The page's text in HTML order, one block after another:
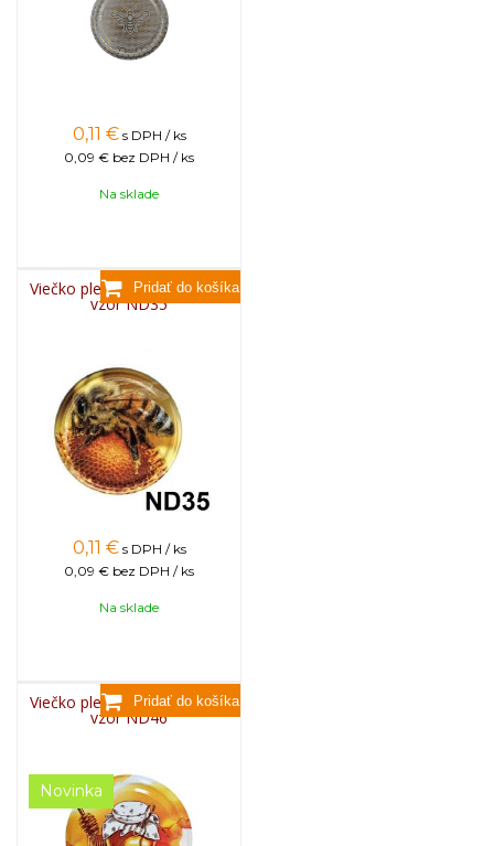
0,11 € s DPH / ks
0,09 € bez DPH / ks
Na sklade
Viečko plechové TWIST 82 -
vzor ND35
0,11 € s DPH / ks
0,09 € bez DPH / ks
Na sklade
Viečko plechové TWIST 82 -
vzor ND46
Novinka